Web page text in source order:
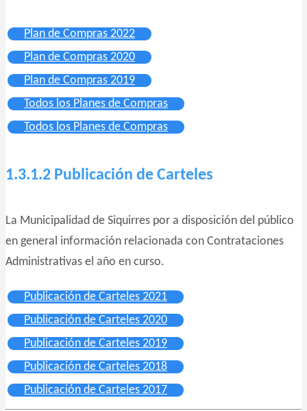
Plan de Compras 2022
Plan de Compras 2020
Plan de Compras 2019
Todos los Planes de Compras
Todos los Planes de Compras
1.3.1.2 Publicación de Carteles
La Municipalidad de Siquirres por a disposición del público
en general información relacionada con Contrataciones
Administrativas el año en curso.
Publicación de Carteles 2021
Publicación de Carteles 2020
Publicación de Carteles 2019
Publicación de Carteles 2018
Publicación de Carteles 2017